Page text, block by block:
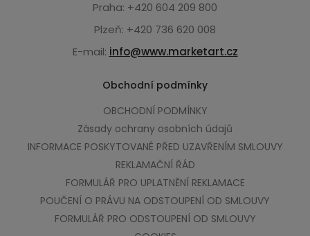
Praha: +420 604 209 800
Plzeň: +420 736 620 008
E-mail: info@www.marketart.cz
Obchodní podmínky
OBCHODNÍ PODMÍNKY
Zásady ochrany osobních údajů
INFORMACE POSKYTOVANÉ PŘED UZAVŘENÍM SMLOUVY
REKLAMAČNÍ ŘÁD
FORMULÁŘ PRO UPLATNĚNÍ REKLAMACE
POUČENÍ O PRÁVU NA ODSTOUPENÍ OD SMLOUVY
FORMULÁŘ PRO ODSTOUPENÍ OD SMLOUVY